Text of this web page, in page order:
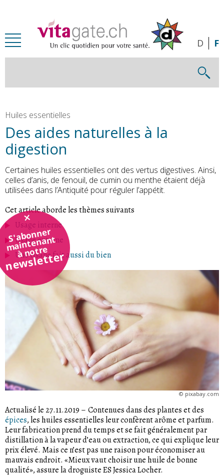
S'abonner
maintenant
à notre
newsletter
D F
Huiles essentielles
Des aides naturelles à la
digestion
Certaines huiles essentielles ont des vertus digestives. Ainsi,
celles d’anis, de fenouil, de cumin ou menthe étaient déjà
utilisées dans l’Antiquité pour réguler l’appétit.
Cet article aborde les thèmes suivants
Usage interne
Usage externe
Une tisane fait aussi du bien
© pixabay.com
Actualisé le 27.11.2019 – Contenues dans des plantes et des
épices, les huiles essentielles leur confèrent arôme et parfum.
Leur fabrication prend du temps et se fait généralement par
distillation à la vapeur d’eau ou extraction, ce qui explique leur
prix élevé. Mais ce n’est pas une raison pour économiser au
mauvais endroit. «Mieux vaut choisir une huile de bonne
qualité», assure la droguiste ES Jessica Locher.